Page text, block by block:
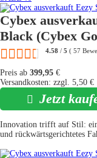
Cybex
Black (Cybex
4.58 / 5 ( 57
Preis ab 399,95 €
Versandkosten: zzgl. 5,50 €
Jetzt
Innovation trifft auf Stil:
und rückwärtsgerichtetes